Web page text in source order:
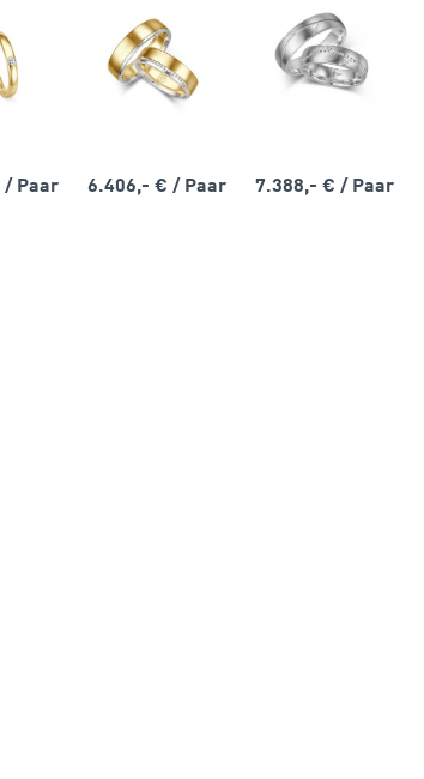
/ Paar 6.406,- €/ Paar 7.388,- €/ Paar